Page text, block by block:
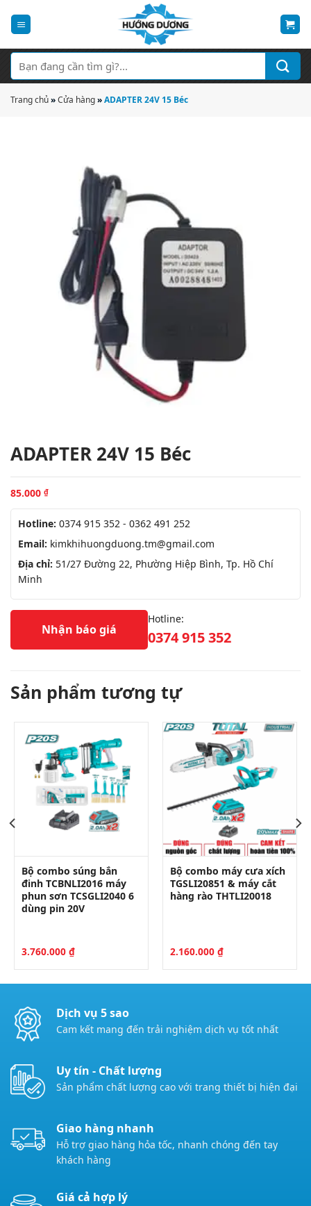
qua
dung
Tìm
kiếm:
Trang chủ»Cửa hàng»ADAPTER 24V 15 Béc
ADAPTER 24V 15 Béc
85.000 ₫
Hotline: 0374 915 352 - 0362 491 252
Email: kimkhihuongduong.tm@gmail.com
Địa chỉ: 51/27 Đường 22, Phường Hiệp Bình, Tp. Hồ Chí
Minh
Nhận báo giá
Hotline:
0374 915 352
Sản phẩm tương tự
Bộ combo súng bắn
đinh TCBNLI2016 máy
phun sơn TCSGLI2040 6
dùng pin 20V
3.760.000 ₫
Bộ combo máy cưa xích
TGSLI20851 & máy cắt
hàng rào THTLI20018
2.160.000 ₫
Dịch vụ 5 sao
Cam kết mang đến trải nghiệm dịch vụ tốt nhất
Uy tín - Chất lượng
Sản phẩm chất lượng cao với trang thiết bị hiện đại
Giao hàng nhanh
Hỗ trợ giao hàng hỏa tốc, nhanh chóng đến tay
khách hàng
Giá cả hợp lý